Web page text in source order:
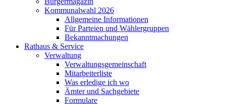
Kommunalwahl 2026
Allgemeine Informationen
Für Parteien und Wählergruppen
Bekanntmachungen
Rathaus & Service
Verwaltung
Verwaltungsgemeinschaft
Mitarbeiterliste
Was erledige ich wo
Ämter und Sachgebiete
Formulare